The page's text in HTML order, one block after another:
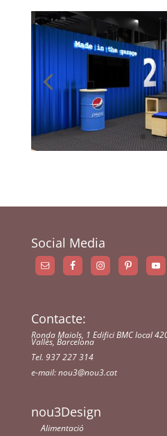
Social Media
Contacte:
Ronda Maiols, 1 Edifici BMC local
Vallès, Barcelona
Tel. 937 227 314
e-mail:nou3@nou3.cat
nou3Design
Alimentació